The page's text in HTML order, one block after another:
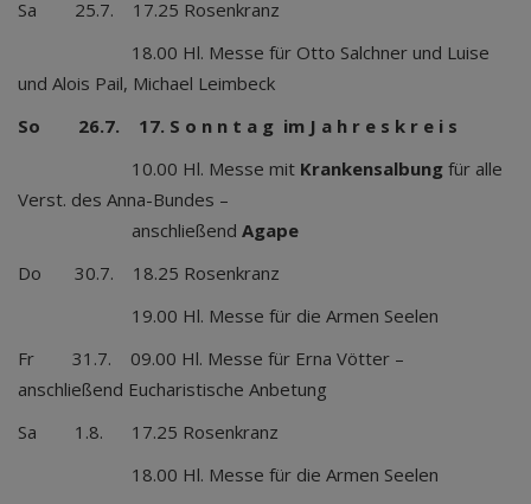
Sa 25.7. 17.25 Rosenkranz
18.00 Hl. Messe für Otto Salchner und Luise
und Alois Pail, Michael Leimbeck
So 26.7. 17. S o n n t a g im J a h r e s k r e i s
10.00 Hl. Messe mit Krankensalbung für alle
Verst. des Anna-Bundes –
anschließend Agape
Do 30.7. 18.25 Rosenkranz
19.00 Hl. Messe für die Armen Seelen
Fr 31.7. 09.00 Hl. Messe für Erna Vötter –
anschließend Eucharistische Anbetung
Sa 1.8. 17.25 Rosenkranz
18.00 Hl. Messe für die Armen Seelen